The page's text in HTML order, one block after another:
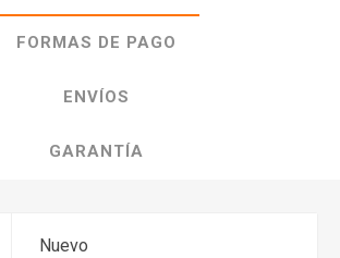
FORMAS DE PAGO
ENVÍOS
GARANTÍA
Nuevo